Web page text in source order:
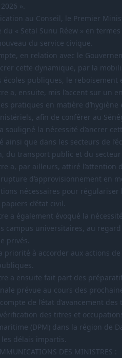
».
au Conseil, le Premier
« Setal Sunu Réew » en
du service civique.
en relation avec le
cette dynamique, par la
publiques, le reboisement
a, ensuite, mis l’accent sur un
pratiques en matière
afin de conférer au
souligné la nécessité d’ancrer
ainsi que dans les secteurs de
du transport public et du secteur
a, par ailleurs, attiré
d’approvisionnement en
nécessaires pour régulariser
d’état civil.
a également évoqué la
campus universitaires, au
privés.
priorité à accorder aux actions
a ensuite fait part des
prévue au cours des
de l’état d’avancement
des titres et
(DPM) dans la région de
délais impartis.
DES MINISTRES :